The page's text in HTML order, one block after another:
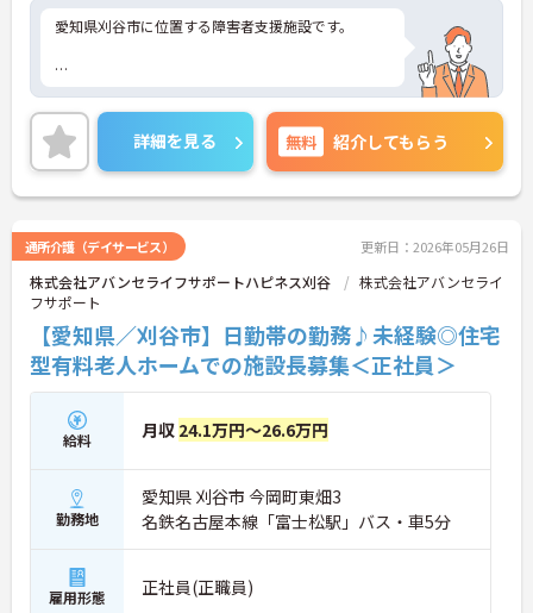
愛知県刈谷市に位置する障害者支援施設です。
ご興味をお持ちの方には詳細の情報や面接のポイン
トをお伝えしますのでお気軽にお問い合わせくださ
いませ。
詳細を見る 無料 紹介してもらう
通所介護（デイサービス） 更新日：2026年05月26日
株式会社アバンセライフサポートハピネス刈谷
株式会社アバンセライ
フサポート
【愛知県／刈谷市】日勤帯の勤務♪未経験◎住宅
型有料老人ホームでの施設長募集＜正社員＞
給料 月収 24.1万円～26.6万円
勤務地
愛知県 刈谷市 今岡町東畑3
名鉄名古屋本線「富士松駅」バス・車5分
雇用形態 正社員(正職員)